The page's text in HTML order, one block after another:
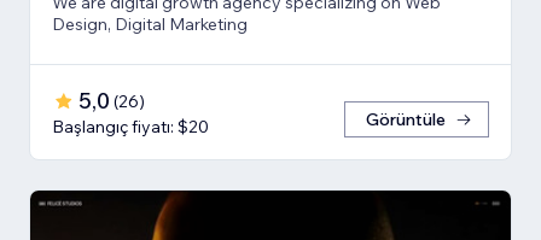
Design, Digital Marketing
5,0 (26)
Başlangıç fiyatı: $20
Görüntüle